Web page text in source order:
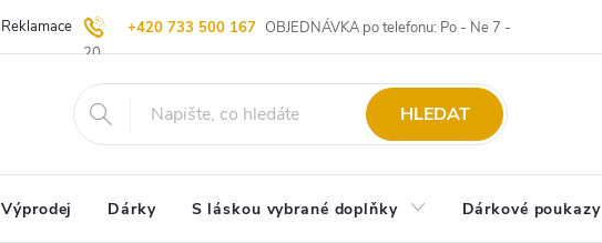
+420 733 500 167 OBJEDNÁVKA po telefonu: Po - Ne 7 -
20
Reklamace | Vrácení zboží Blog 20 let u Starých Komisní prodej | Výkup zboží
HLEDAT
Výprodej Dárky S láskou vybrané doplňky Dárkové poukazy